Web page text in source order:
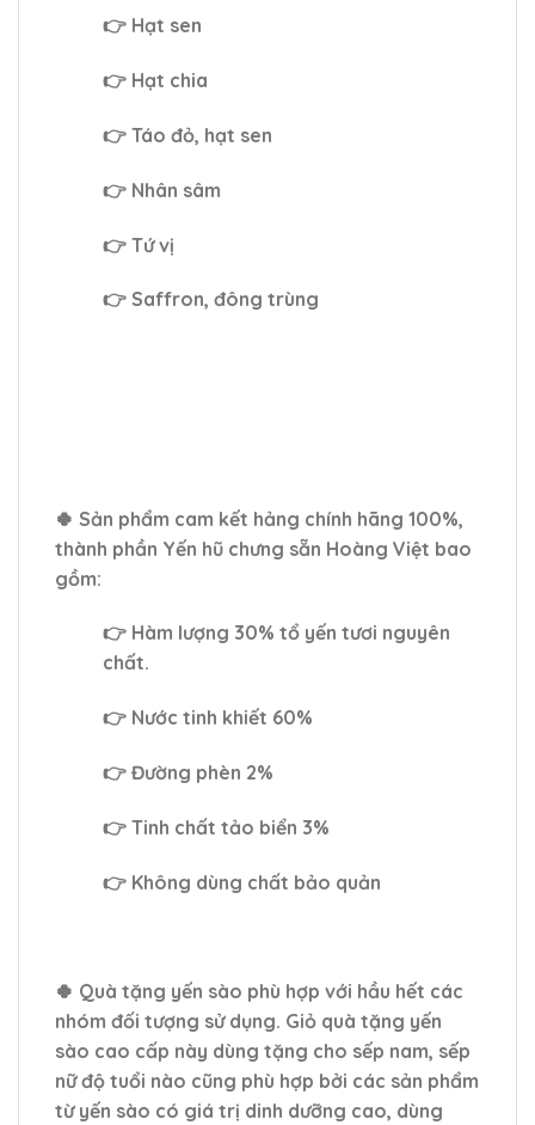
👉 Hạt sen
👉 Hạt chia
👉 Táo đỏ, hạt sen
👉 Nhân sâm
👉 Tứ vị
👉 Saffron, đông trùng
🍀 Sản phẩm cam kết hảng chính hãng 100%,
thành phần Yến hũ chưng sẵn Hoàng Việt bao
gồm:
👉 Hàm lượng 30% tổ yến tươi nguyên
chất.
👉 Nước tinh khiết 60%
👉 Đường phèn 2%
👉 Tinh chất tảo biển 3%
👉 Không dùng chất bảo quản
🍀 Quà tặng yến sào phù hợp với hầu hết các
nhóm đối tượng sử dụng. Giỏ quà tặng yến
sào cao cấp này dùng tặng cho sếp nam, sếp
nữ độ tuổi nào cũng phù hợp bởi các sản phẩm
từ yến sào có giá trị dinh dưỡng cao, dùng